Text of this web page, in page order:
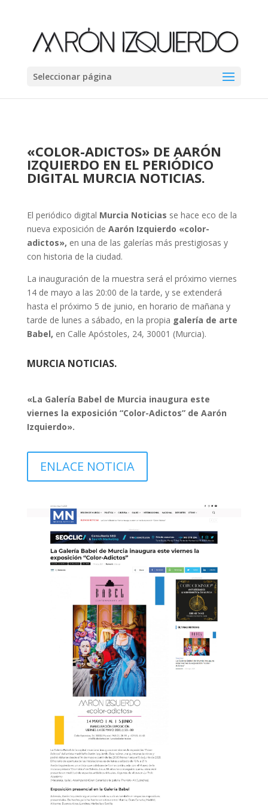
Seleccionar página
«COLOR-ADICTOS» DE AARÓN
IZQUIERDO EN EL PERIÓDICO
DIGITAL MURCIA NOTICIAS.
El periódico digital Murcia Noticias se hace eco de la
nueva exposición de Aarón Izquierdo «color-
adictos», en una de las galerías más prestigiosas y
con historia de la ciudad.
La inauguración de la muestra será el próximo viernes
14 de mayo a las 20:00 de la tarde, y se extenderá
hasta el próximo 5 de junio, en horario de mañana y
tarde de lunes a sábado, en la propia galería de arte
Babel, en Calle Apóstoles, 24, 30001 (Murcia).
MURCIA NOTICIAS.
«La Galería Babel de Murcia inaugura este
viernes la exposición “Color-Adictos” de Aarón
Izquierdo».
ENLACE NOTICIA